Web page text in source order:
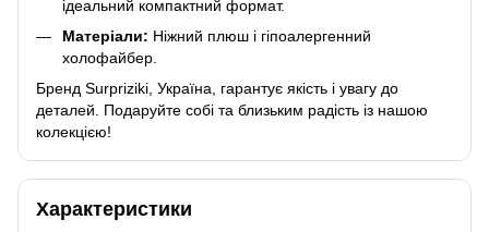
ідеальний компактний формат.
Матеріали: Ніжний плюш і гіпоалергенний
холофайбер.
Бренд Surpriziki, Україна, гарантує якість і увагу до
деталей. Подаруйте собі та близьким радість із нашою
колекцією!
Характеристики